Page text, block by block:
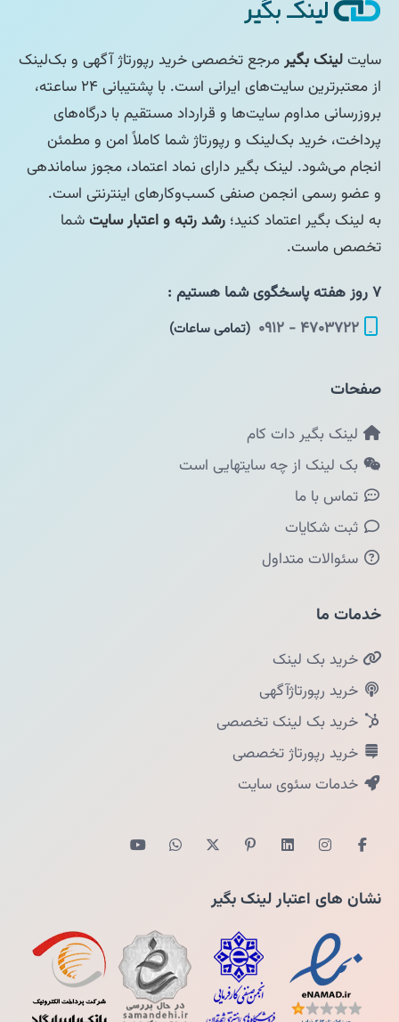
سایتلینک بگیرمرجع تخصصی خرید رپورتاژ آگهی و بک‌لینک
از معتبرترین سایت‌های ایرانی است. با پشتیبانی ۲۴ ساعته،
بروزرسانی مداوم سایت‌ها و قرارداد مستقیم با درگاه‌های
پرداخت، خرید بک‌لینک و رپورتاژ شما کاملاً امن و مطمئن
انجام می‌شود. لینک بگیر دارای نماد اعتماد، مجوز ساماندهی
و عضو رسمی انجمن صنفی کسب‌وکارهای اینترنتی است.
به لینک بگیر اعتماد کنید؛ رشد رتبه و اعتبار سایتشما
تخصص ماست.
۷ روز هفته پاسخگوی شما هستیم :
۴۷۰۳۷۲۲ - ۰۹۱۲
(تمامی ساعات)
صفحات
لینک بگیر دات کام
بک لینک از چه سایتهایی است
تماس با ما
ثبت شکایات
سئوالات متداول
خدمات ما
خرید بک لینک
خرید رپورتاژآگهی
خرید بک لینک تخصصی
خرید رپورتاژ تخصصی
خدمات سئوی سایت
نشان های اعتبار لینک بگیر